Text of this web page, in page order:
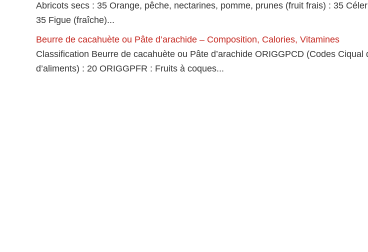
Abricots secs : 35 Orange, pêche, nectarines, pomme, prunes (fruit frais) : 35
35 Figue (fraîche)...
Beurre de cacahuète ou Pâte d’arachide – Composition, Calories, Vitamines
Classification Beurre de cacahuète ou Pâte d’arachide ORIGGPCD (Codes Ciqual
d’aliments) : 20 ORIGGPFR : Fruits à coques...